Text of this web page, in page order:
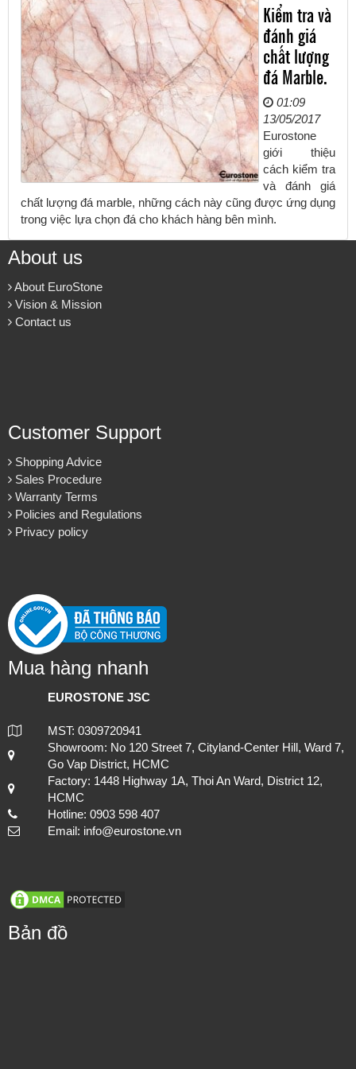
Kiểm tra và
đánh giá
chất lượng
đá Marble.
01:09
13/05/2017
Eurostone
giới thiệu
cách kiểm tra
và đánh giá
chất lượng đá marble, những cách này cũng được ứng dụng
trong việc lựa chọn đá cho khách hàng bên mình.
About us
About EuroStone
Vision & Mission
Contact us
Customer Support
Shopping Advice
Sales Procedure
Warranty Terms
Policies and Regulations
Privacy policy
Mua hàng nhanh
EUROSTONE JSC
MST: 0309720941
Showroom: No 120 Street 7, Cityland-Center Hill, Ward 7,
Go Vap District, HCMC
Factory: 1448 Highway 1A, Thoi An Ward, District 12,
HCMC
Hotline: 0903 598 407
Email: info@eurostone.vn
Bản đồ